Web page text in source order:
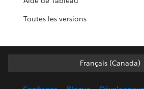
Toutes les versions
Français (Canada)
Français (Canada)